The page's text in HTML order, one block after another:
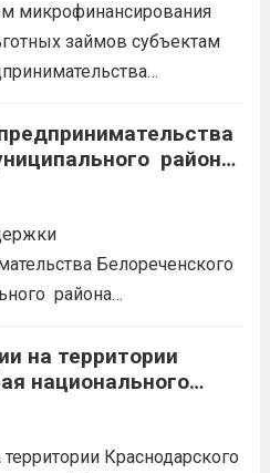
сохранение места...Читать
микрофинансирования
займов субъектам
до 36 мес. Процентная
Возможно установление
района
приглашает на
Белореченского
района
КОНСУЛЬТАЦИИ
учет и заполнение
Трудовое
на территории
национального
и конкурентная
Краснодарского